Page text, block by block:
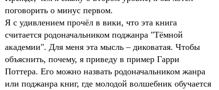
поговорить о минус первом.
Я с удивлением прочёл в вики, что эта книга
считается родоначальником поджанра "Тёмной
академии". Для меня эта мысль – диковатая. Чтобы
объяснить, почему, я приведу в пример Гарри
Поттера. Его можно назвать родоначальником жанра
или поджанра книг, где молодой волшебник обучается